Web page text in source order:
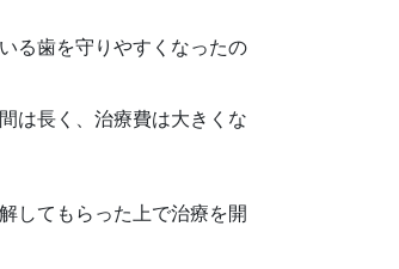
る歯を守りやすくなったの
は長く、治療費は大きくな
してもらった上で治療を開